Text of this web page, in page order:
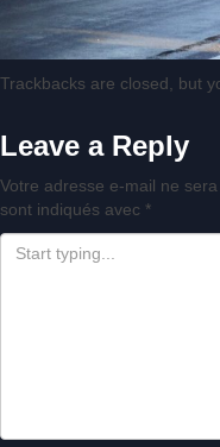
Trackbacks are closed, but
Leave a Reply
Votre adresse e-mail ne sera
sont indiqués avec *